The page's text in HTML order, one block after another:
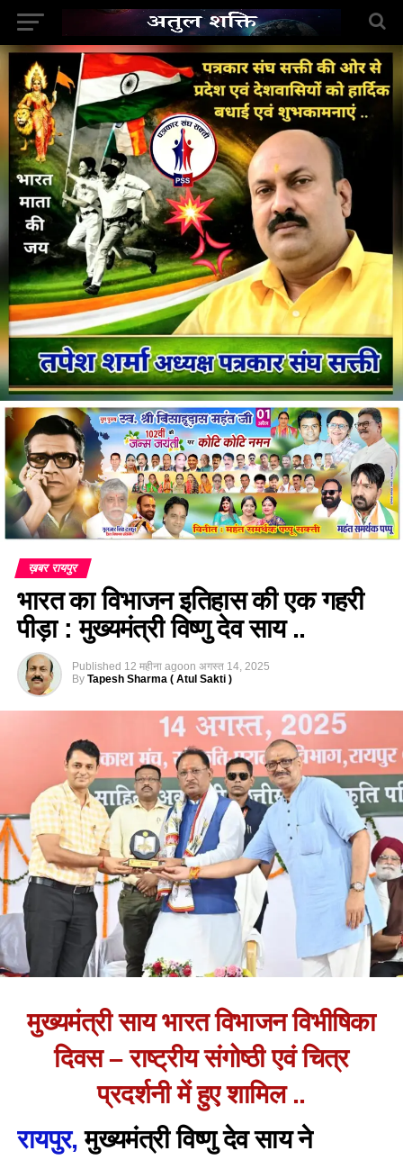
ख़बर रायपुर
भारत का विभाजन इतिहास की एक गहरी
पीड़ा : मुख्यमंत्री विष्णु देव साय ..
Published 12 महीना agoon अगस्त 14, 2025
By Tapesh Sharma ( Atul Sakti )
मुख्यमंत्री साय भारत विभाजन विभीषिका
दिवस – राष्ट्रीय संगोष्ठी एवं चित्र
प्रदर्शनी में हुए शामिल ..
रायपुर, मुख्यमंत्री विष्णु देव साय ने